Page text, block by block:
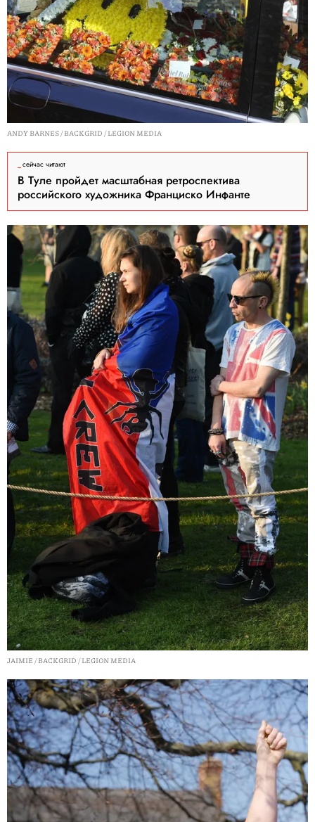
ANDY BARNES / BACKGRID / LEGION MEDIA
сейчас читают
В Туле пройдет масштабная ретроспектива
российского художника Франциско Инфанте
JAIMIE / BACKGRID / LEGION MEDIA